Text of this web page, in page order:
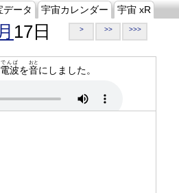
データ 宇宙カレンダー 宇宙 xR
17日 > >> >>>
電波
でんぱ
を音
おと
にしました。